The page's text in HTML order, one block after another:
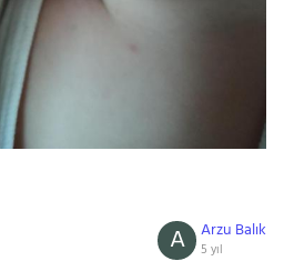
Arzu Balık
5 yıl
A